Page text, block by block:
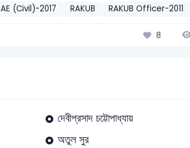
(Civil)-2017 RAKUB RAKUB Officer-2011
8
দেবীপ্রসাদ চট্টোপাধ্যায়
অতুল সুর